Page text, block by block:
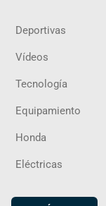
Deportivas
Vídeos
Tecnología
Equipamiento
Honda
Eléctricas